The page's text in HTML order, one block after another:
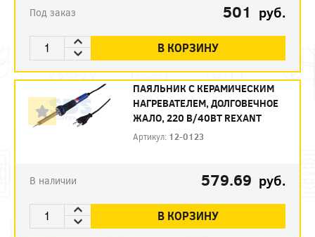
Под заказ 501 руб.
В КОРЗИНУ
ПАЯЛЬНИК С КЕРАМИЧЕСКИМ
НАГРЕВАТЕЛЕМ, ДОЛГОВЕЧНОЕ
ЖАЛО, 220 В/40ВТ REXANT
Артикул: 12-0123
В наличии 579.69 руб.
В КОРЗИНУ